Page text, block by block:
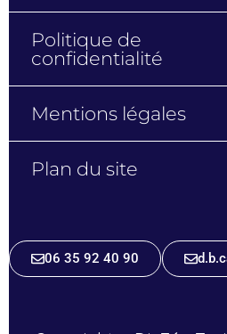
Politique de
confidentialité
Mentions légales
Plan du site
06 35 92 40 90